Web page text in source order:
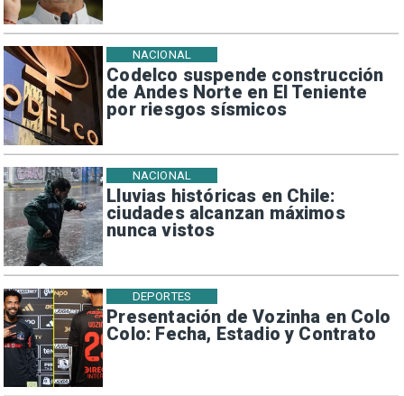
Codelco suspende construcción
de Andes Norte en El Teniente
por riesgos sísmicos
NACIONAL
Lluvias históricas en Chile:
ciudades alcanzan máximos
nunca vistos
NACIONAL
Presentación de Vozinha en Colo
Colo: Fecha, Estadio y Contrato
DEPORTES